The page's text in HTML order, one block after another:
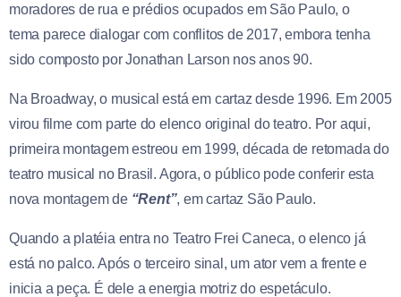
moradores de rua e prédios ocupados em São Paulo, o
tema parece dialogar com conflitos de 2017, embora tenha
sido composto por Jonathan Larson nos anos 90.
Na Broadway, o musical está em cartaz desde 1996. Em 2005
virou filme com parte do elenco original do teatro. Por aqui,
primeira montagem estreou em 1999, década de retomada do
teatro musical no Brasil. Agora, o público pode conferir esta
nova montagem de “Rent”, em cartaz São Paulo.
Quando a platéia entra no Teatro Frei Caneca, o elenco já
está no palco. Após o terceiro sinal, um ator vem a frente e
inicia a peça. É dele a energia motriz do espetáculo.